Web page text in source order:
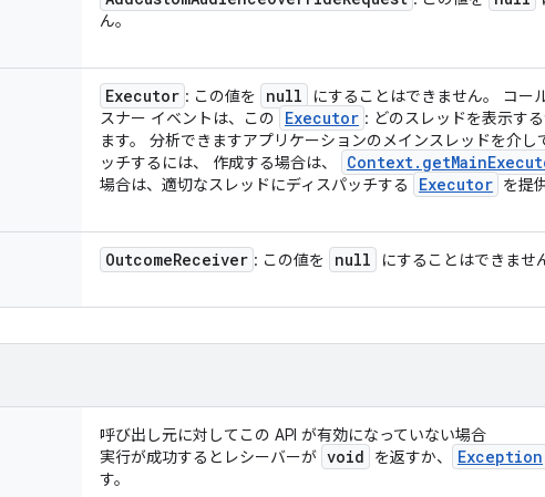
ん。
Executor : この値を null
にすることはできません。 コー
スナー イベントは、この
Executor : どのスレッドを表示す
ます。 分析できますアプリケーションのメインスレッドを介し
ッチするには、 作成する場合は、
Context. getMain
場合は、適切なスレッドにディスパッチする
Executor を提
OutcomeReceiver : この値を null にすることはできませ
呼び出し元に対してこの API が有効になっていない場合
実行が成功するとレシーバーが void を返すか、 Exception
す。